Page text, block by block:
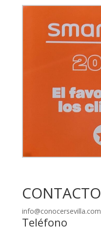
CONTACTO
info@conocersevilla.com
Teléfono